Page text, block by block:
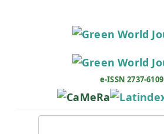
e-ISSN 2737-6109